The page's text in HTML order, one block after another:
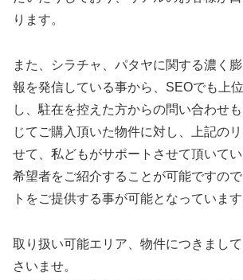
ります。
また、シラチャ、パタヤに関する濃く
報を発信している事から、SEOでも上
し、駐在を控えた方からの問い合わせ
じてご購入頂いた物件に対し、上記の
せて、私どもがサポートさせて頂いて
希望者をご紹介することが可能ですの
トをご提供する事が可能となっています
取り扱い可能エリア、物件につきまし
さいませ。